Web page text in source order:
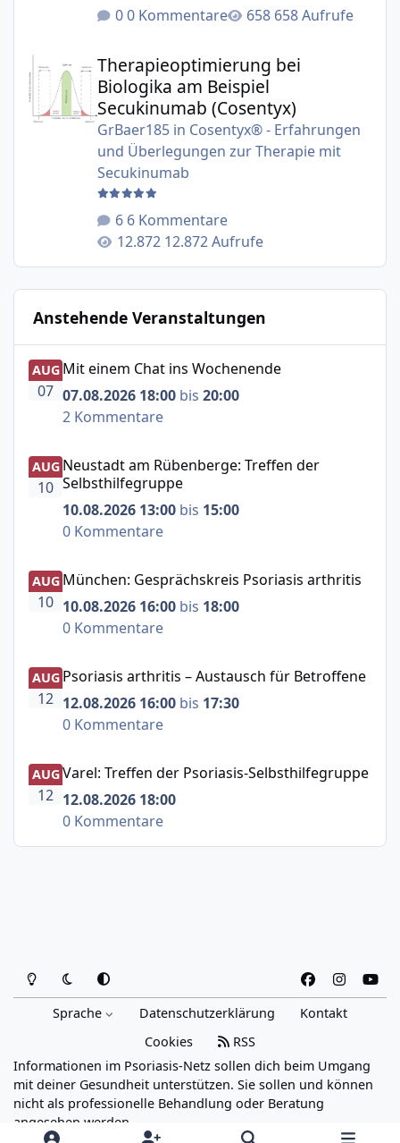
0 Kommentare
658 Aufrufe
Therapieoptimierung bei Biologika am Beispiel
Therapieoptimierung bei
Biologika am Beispiel
Secukinumab (Cosentyx)
GrBaer185in Cosentyx® - Erfahrungen
und Überlegungen zur Therapie mit
Secukinumab
6 Kommentare
12.872 Aufrufe
Anstehende Veranstaltungen
Mit einem Chat ins Wochenende
AUG
07
Mit einem Chat ins Wochenende
07.08.2026 18:00 bis 20:00
2 Kommentare
Neustadt am Rübenberge: Treffen der Selbsthilfegruppe
AUG
10
Neustadt am Rübenberge: Treffen der
Selbsthilfegruppe
10.08.2026 13:00 bis 15:00
0 Kommentare
München: Gesprächskreis Psoriasis arthritis
AUG
10
München: Gesprächskreis Psoriasis arthritis
10.08.2026 16:00 bis 18:00
0 Kommentare
Psoriasis arthritis – Austausch für Betroffene
AUG
12
Psoriasis arthritis – Austausch für Betroffene
12.08.2026 16:00 bis 17:30
0 Kommentare
Varel: Treffen der Psoriasis-Selbsthilfegruppe
AUG
12
Varel: Treffen der Psoriasis-Selbsthilfegruppe
12.08.2026 18:00
0 Kommentare
Heller ModusDunkler Modus
Systemeinstellung
a
b
o
o
n
s
a
g
o
u
b
Sprache Datenschutzerklärung
Kontakt
Cookies
RSS
Informationen im Psoriasis-Netz sollen dich beim Umgang
mit deiner Gesundheit unterstützen. Sie sollen und können
nicht als professionelle Behandlung oder Beratung
angesehen werden.